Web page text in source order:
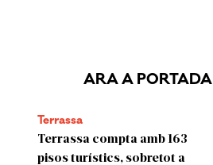
ARA A PORTADA
Terrassa
Terrassa compta amb 163
pisos turístics, sobretot a